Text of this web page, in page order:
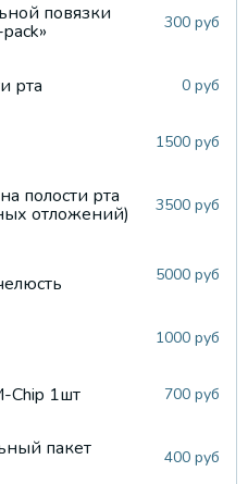
повязки 300 руб
рта 0 руб
1500 руб
полости рта
отложений) 3500 руб
5000 руб
1000 руб
Chip 1шт 700 руб
пакет 400 руб